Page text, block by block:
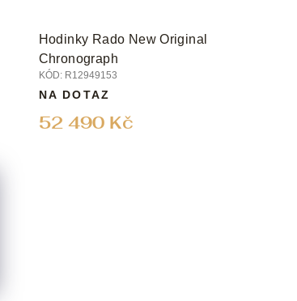
Hodinky Rado New Original
Chronograph
KÓD: R12949153
52 490 Kč
NA DOTAZ